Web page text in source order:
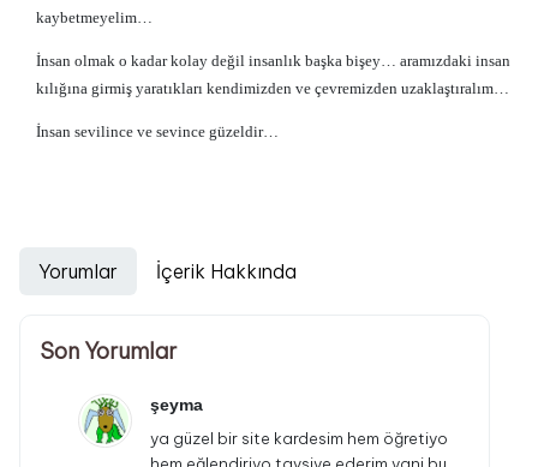
kaybetmeyelim…
İnsan olmak o kadar kolay değil insanlık başka bişey… aramızdaki insan
kılığına girmiş yaratıkları kendimizden ve çevremizden uzaklaştıralım…
İnsan sevilince ve sevince güzeldir…
Yorumlar İçerik Hakkında
Son Yorumlar
şeyma
ya güzel bir site kardesim hem öğretiyo